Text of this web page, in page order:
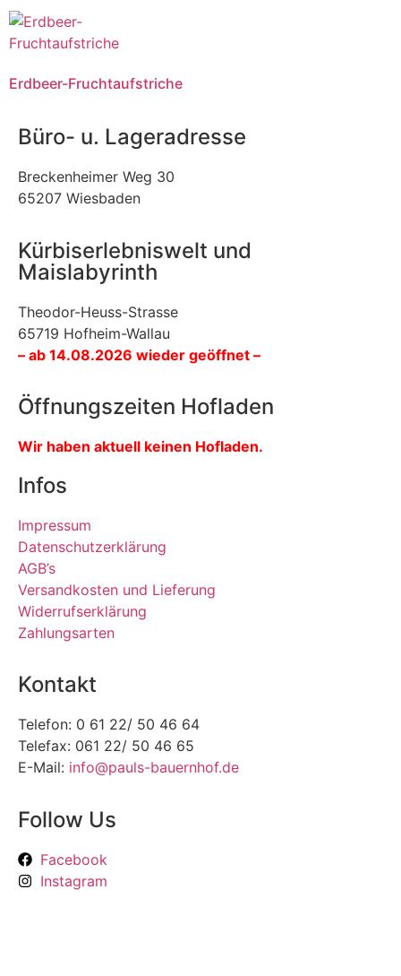
Erdbeer-Fruchtaufstriche
Büro- u. Lageradresse
Breckenheimer Weg 30
65207 Wiesbaden
Kürbiserlebniswelt und
Maislabyrinth
Theodor-Heuss-Strasse
65719 Hofheim-Wallau
– ab 14.08.2026 wieder geöffnet –
Öffnungszeiten Hofladen
Wir haben aktuell keinen Hofladen.
Infos
Impressum
Datenschutzerklärung
AGB’s
Versandkosten und Lieferung
Widerrufserklärung
Zahlungsarten
Kontakt
Telefon: 0 61 22/ 50 46 64
Telefax: 061 22/ 50 46 65
E-Mail: info@pauls-bauernhof.de
Follow Us
Facebook
Instagram